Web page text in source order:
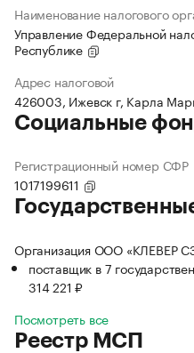
Наименование налогового
Управление Федеральной
Республике
Адрес налоговой
426003, Ижевск г, Карла
Социальные
Регистрационный номер СФР
1017199611
Организация ООО «КЛЕВЕР
поставщик в 7
314 221 ₽
Посмотреть все
Реестр МСП